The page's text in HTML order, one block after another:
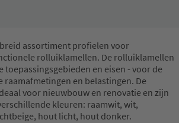
assortiment profielen voor
rolluiklamellen. De rolluiklamellen
toepassingsgebieden en eisen - voor de
raamafmetingen en belastingen. De
voor nieuwbouw en renovatie en zijn
kleuren: raamwit, wit,
hout licht, hout donker.